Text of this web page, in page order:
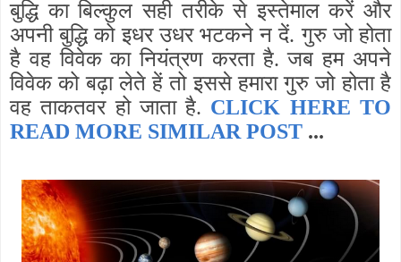
बुद्धि का बिल्कुल सही तरीके से इस्तेमाल करें और
अपनी बुद्धि को इधर उधर भटकने न दें. गुरु जो होता
है वह विवेक का नियंत्रण करता है. जब हम अपने
विवेक को बढ़ा लेते हें तो इससे हमारा गुरु जो होता है
वह ताकतवर हो जाता है. CLICK HERE TO
READ MORE SIMILAR POST ...